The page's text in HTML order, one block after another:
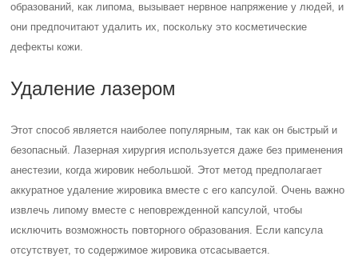
образований, как липома, вызывает нервное напряжение у людей, и
они предпочитают удалить их, поскольку это косметические
дефекты кожи.
Удаление лазером
Этот способ является наиболее популярным, так как он быстрый и
безопасный. Лазерная хирургия используется даже без применения
анестезии, когда жировик небольшой. Этот метод предполагает
аккуратное удаление жировика вместе с его капсулой. Очень важно
извлечь липому вместе с неповрежденной капсулой, чтобы
исключить возможность повторного образования. Если капсула
отсутствует, то содержимое жировика отсасывается.